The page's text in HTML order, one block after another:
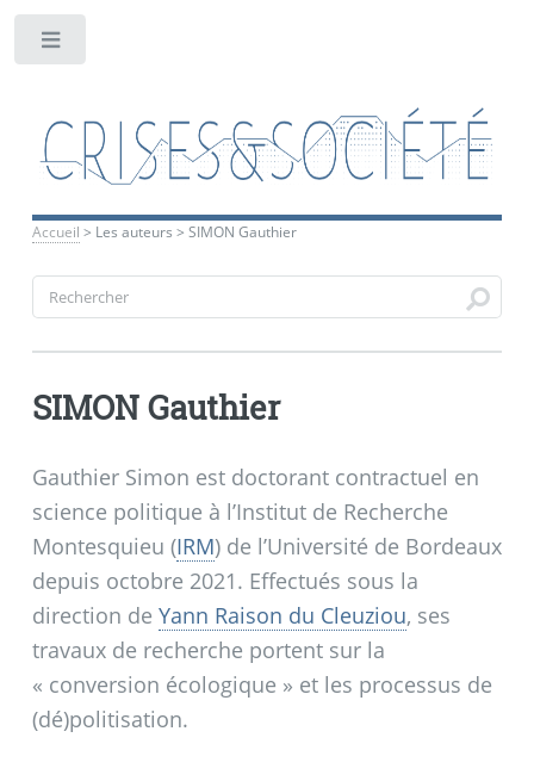
Accueil > Les auteurs > SIMON Gauthier
SIMON Gauthier
Gauthier Simon est doctorant contractuel en
science politique à l’Institut de Recherche
Montesquieu (IRM) de l’Université de Bordeaux
depuis octobre 2021. Effectués sous la
direction de Yann Raison du Cleuziou, ses
travaux de recherche portent sur la
« conversion écologique » et les processus de
(dé)politisation.